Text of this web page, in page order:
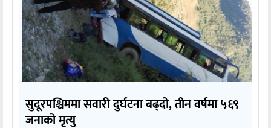
सुदूरपश्चिममा सवारी दुर्घटना बढ्दो, तीन वर्षमा ५६९
जनाको मृत्यु